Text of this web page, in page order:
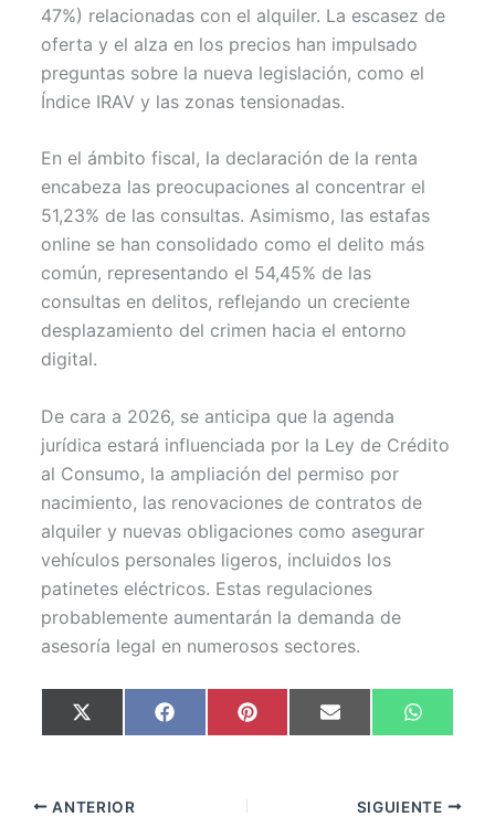
47%) relacionadas con el alquiler. La escasez de
oferta y el alza en los precios han impulsado
preguntas sobre la nueva legislación, como el
Índice IRAV y las zonas tensionadas.
En el ámbito fiscal, la declaración de la renta
encabeza las preocupaciones al concentrar el
51,23% de las consultas. Asimismo, las estafas
online se han consolidado como el delito más
común, representando el 54,45% de las
consultas en delitos, reflejando un creciente
desplazamiento del crimen hacia el entorno
digital.
De cara a 2026, se anticipa que la agenda
jurídica estará influenciada por la Ley de Crédito
al Consumo, la ampliación del permiso por
nacimiento, las renovaciones de contratos de
alquiler y nuevas obligaciones como asegurar
vehículos personales ligeros, incluidos los
patinetes eléctricos. Estas regulaciones
probablemente aumentarán la demanda de
asesoría legal en numerosos sectores.
Compartir
en
X
(
t
t
Compartir
en
F
a
Compartir
en
P
i
Compartir
en
E
m en
W
h
A
p
ANTERIOR SIGUIENTE